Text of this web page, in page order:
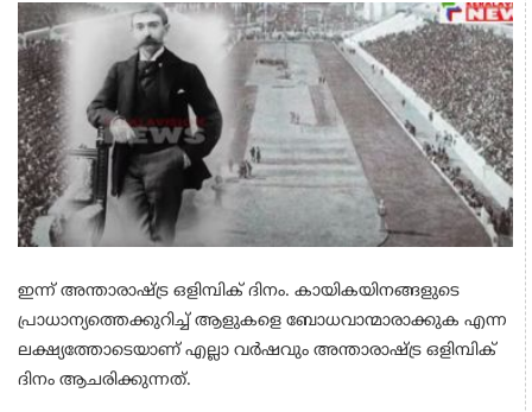
ഇന്ന് അന്താരാഷ്ട്ര ഒളിമ്പിക് ദിനം. കായികയിനങ്ങളുടെ
പ്രാധാന്യത്തെക്കുറിച്ച് ആളുകളെ ബോധവാന്മാരാക്കുക എന്ന
ലക്ഷ്യത്തോടെയാണ് എല്ലാ വര്‍ഷവും അന്താരാഷ്ട്ര ഒളിമ്പിക്
ദിനം ആചരിക്കുന്നത്.